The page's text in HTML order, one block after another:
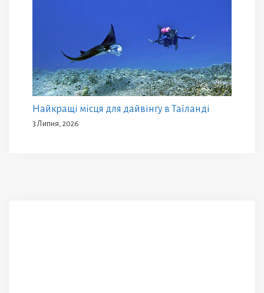
Найкращі місця для дайвінгу в Таїланді
3 Липня, 2026